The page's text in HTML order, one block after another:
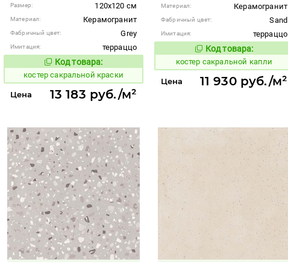
Размер: 120x120 см
Материал: Керамогранит
Фабричный цвет: Grey
Имитация:
терраццо
Код товара:
806914 Код товара:
костер сакральной краски
Цена 13 183 руб./м²
Материал: Керамогранит
Фабричный цвет: Sand
Имитация:
терраццо
Код товара:
806912 Код товара:
костер сакральной капли
Цена 11 930 руб./м²